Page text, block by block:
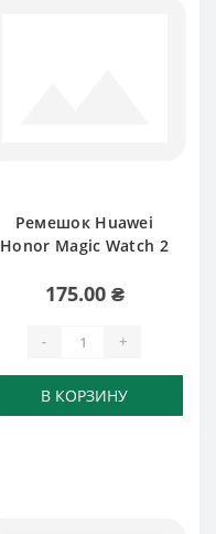
Ремешок Huawei
Honor Magic Watch 2
175.00 ₴
- +
В КОРЗИНУ